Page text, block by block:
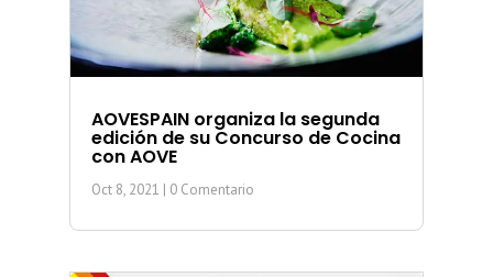
AOVESPAIN organiza la segunda
edición de su Concurso de Cocina
con AOVE
Oct 8, 2021 | 0 Comentario